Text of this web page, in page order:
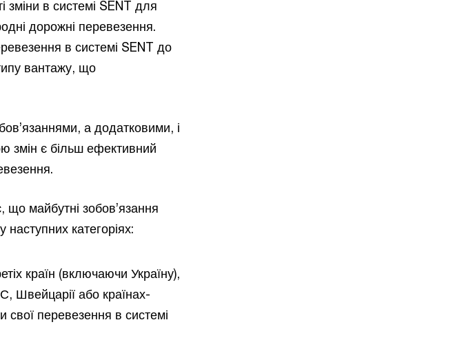
зміни в системі SENT для
дорожні перевезення.
в системі SENT до
вантажу, що
а додатковими, і
змін є більш ефективний
майбутні зобов’язання
категоріях:
країн (включаючи Україну),
Швейцарії або країнах-
свої перевезення в системі